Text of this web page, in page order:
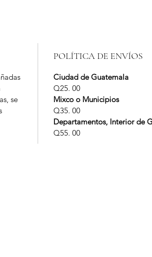
se
POLÍTICA DE ENVÍOS
Ciudad de Guatemala
Q25. 00
Mixco o Municipios
Q35. 00
Departamentos, Interior de
Q55. 00